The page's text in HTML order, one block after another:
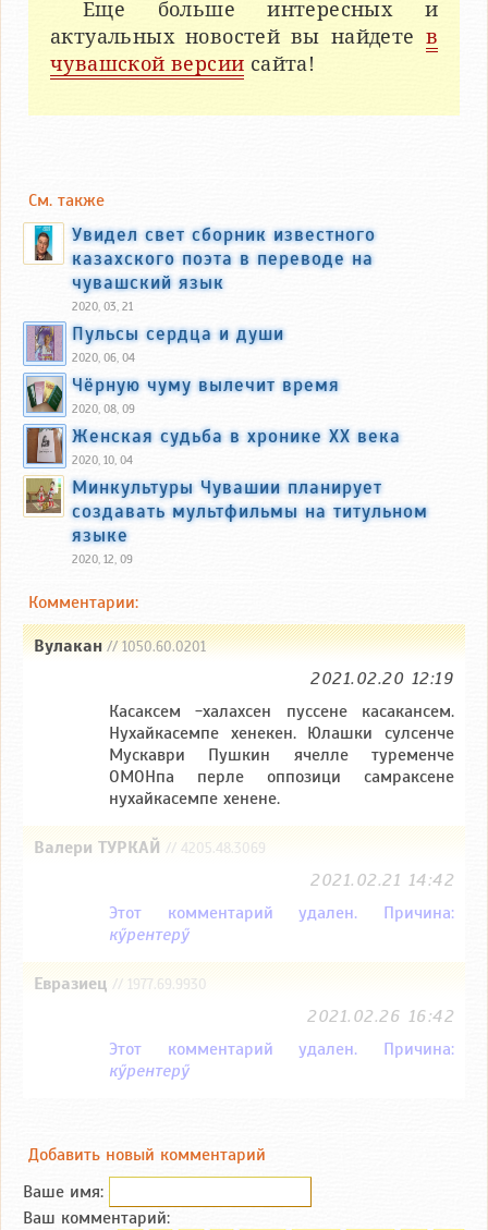
Еще больше интересных и
актуальных новостей вы найдете в
чувашской версии сайта!
См. также
Увидел свет сборник известного
казахского поэта в переводе на
чувашский язык
2020, 03, 21
Пульсы сердца и души
2020, 06, 04
Чёрную чуму вылечит время
2020, 08, 09
Женская судьба в хронике ХХ века
2020, 10, 04
Минкультуры Чувашии планирует
создавать мультфильмы на титульном
языке
2020, 12, 09
Комментарии:
Вулакан// 1050.60.0201
2021.02.20 12:19
Касаксем -халахсен пуссене касакансем.
Нухайкасемпе хенекен. Юлашки сулсенче
Мускаври Пушкин ячелле туременче
ОМОНпа перле оппозици самраксене
нухайкасемпе хенене.
Валери ТУРКАЙ // 4205.48.3069
2021.02.21 14:42
Этот комментарий удален. Причина:
кӳрентерӳ
Евразиец // 1977.69.9930
2021.02.26 16:42
Этот комментарий удален. Причина:
кӳрентерӳ
Добавить новый комментарий
Ваше имя:
Ваш комментарий: